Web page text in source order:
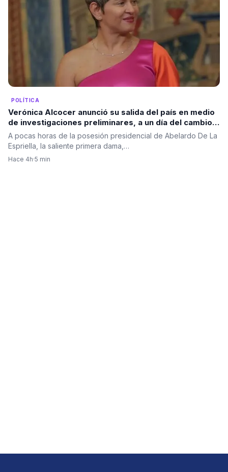
POLÍTICA
Verónica Alcocer anunció su salida del país en medio
de investigaciones preliminares, a un día del cambio
de gobierno. La pregunta es: ¿también se irá Petro?
A pocas horas de la posesión presidencial de Abelardo De La
Espriella, la saliente primera dama,…
Hace 4h·5 min